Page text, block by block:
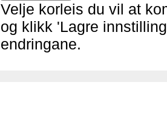
Velje korleis du vil at
og klikk 'Lagre
endringane.